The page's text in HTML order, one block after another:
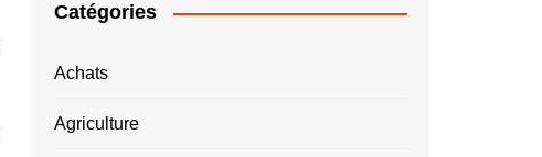
Catégories
Achats
Agriculture